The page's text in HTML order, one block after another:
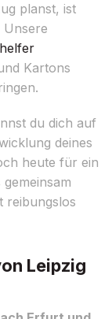
planst, ist
Unsere
Kartons
du dich auf
deines
heute für ein
reibungslos
Leipzig